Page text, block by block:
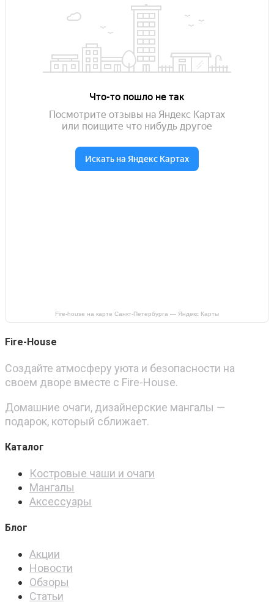
Fire-house на карте Санкт‑Петербурга — Яндекс Карты
Fire-House
Создайте атмосферу уюта и безопасности на
своем дворе вместе с Fire-House.
Домашние очаги, дизайнерские мангалы —
подарок, который сближает.
Каталог
Костровые чаши и очаги
Мангалы
Аксессуары
Блог
Акции
Новости
Обзоры
Статьи